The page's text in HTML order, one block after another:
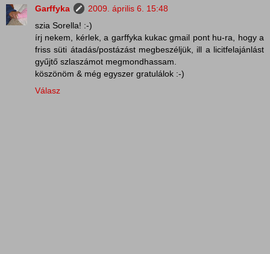
Garffyka
2009. április 6. 15:48
szia Sorella! :-)
írj nekem, kérlek, a garffyka kukac gmail pont hu-ra, hogy a
friss süti átadás/postázást megbeszéljük, ill a licitfelajánlást
gyűjtő szlaszámot megmondhassam.
köszönöm & még egyszer gratulálok :-)
Válasz